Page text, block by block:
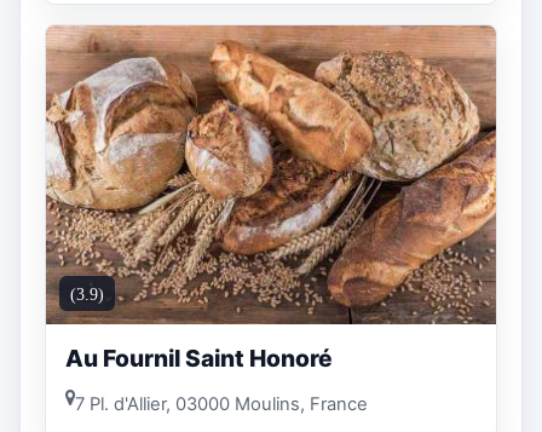
(3.9)
Au Fournil Saint Honoré
7 Pl. d'Allier, 03000 Moulins, France